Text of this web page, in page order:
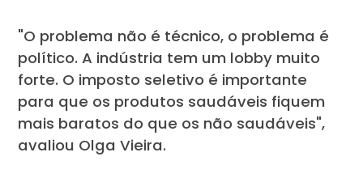
"O problema não é técnico, o problema é
político. A indústria tem um lobby muito
forte. O imposto seletivo é importante
para que os produtos saudáveis fiquem
mais baratos do que os não saudáveis",
avaliou Olga Vieira.